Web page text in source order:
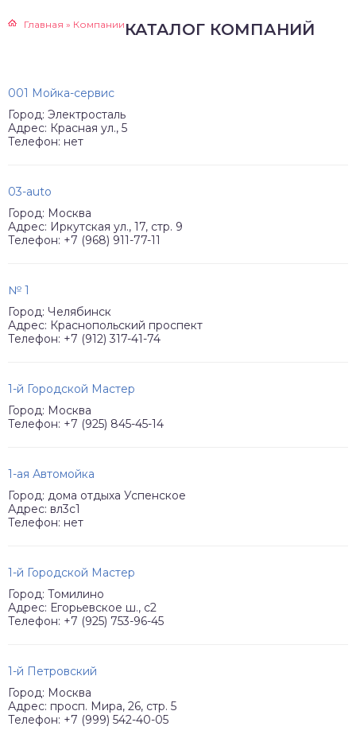
Главная » Компании КАТАЛОГ КОМПАНИЙ
001 Мойка-сервис
Город: Электросталь
Адрес: Красная ул., 5
Телефон: нет
03-auto
Город: Москва
Адрес: Иркутская ул., 17, стр. 9
Телефон: +7 (968) 911-77-11
№ 1
Город: Челябинск
Адрес: Краснопольский проспект
Телефон: +7 (912) 317-41-74
1-й Городской Мастер
Город: Москва
Телефон: +7 (925) 845-45-14
1-ая Автомойка
Город: дома отдыха Успенское
Адрес: вл3с1
Телефон: нет
1-й Городской Мастер
Город: Томилино
Адрес: Егорьевское ш., с2
Телефон: +7 (925) 753-96-45
1-й Петровский
Город: Москва
Адрес: просп. Мира, 26, стр. 5
Телефон: +7 (999) 542-40-05